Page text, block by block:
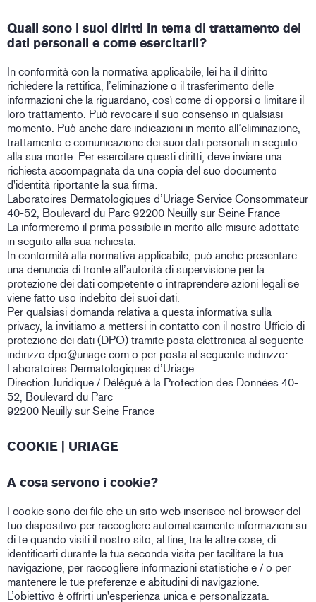
Quali sono i suoi diritti in tema di trattamento dei
dati personali e come esercitarli?
In conformità con la normativa applicabile, lei ha il diritto
richiedere la rettifica, l’eliminazione o il trasferimento delle
informazioni che la riguardano, così come di opporsi o limitare il
loro trattamento. Può revocare il suo consenso in qualsiasi
momento. Può anche dare indicazioni in merito all’eliminazione,
trattamento e comunicazione dei suoi dati personali in seguito
alla sua morte. Per esercitare questi diritti, deve inviare una
richiesta accompagnata da una copia del suo documento
d'identità riportante la sua firma:
Laboratoires Dermatologiques d’Uriage Service Consommateur
40-52, Boulevard du Parc 92200 Neuilly sur Seine France
La informeremo il prima possibile in merito alle misure adottate
in seguito alla sua richiesta.
In conformità alla normativa applicabile, può anche presentare
una denuncia di fronte all’autorità di supervisione per la
protezione dei dati competente o intraprendere azioni legali se
viene fatto uso indebito dei suoi dati.
Per qualsiasi domanda relativa a questa informativa sulla
privacy, la invitiamo a mettersi in contatto con il nostro Ufficio di
protezione dei dati (DPO) tramite posta elettronica al seguente
indirizzo dpo@uriage.com o per posta al seguente indirizzo:
Laboratoires Dermatologiques d’Uriage
Direction Juridique / Délégué à la Protection des Données 40-
52, Boulevard du Parc
92200 Neuilly sur Seine France
COOKIE | URIAGE
A cosa servono i cookie?
I cookie sono dei file che un sito web inserisce nel browser del
tuo dispositivo per raccogliere automaticamente informazioni su
di te quando visiti il nostro sito, al fine, tra le altre cose, di
identificarti durante la tua seconda visita per facilitare la tua
navigazione, per raccogliere informazioni statistiche e / o per
mantenere le tue preferenze e abitudini di navigazione.
L’obiettivo è offrirti un'esperienza unica e personalizzata.